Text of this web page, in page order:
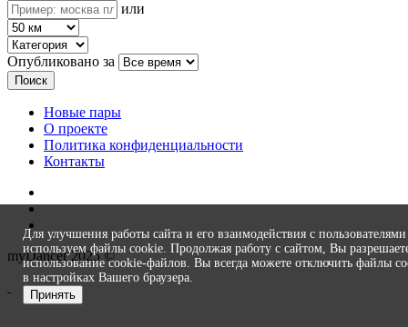
Для улучшения работы сайта и его взаимодействия с
используем файлы cookie. Продолжая работу с сайтом, Вы
использование cookie-файлов. Вы всегда можете отключить файлы
в настройках Вашего браузера.
Принять
или
Опубликовано за
Поиск
Новые пары
О проекте
Политика конфиденциальности
Контакты
myDancer 2025 ©